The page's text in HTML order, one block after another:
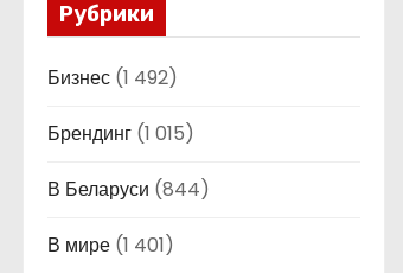
Рубрики
Бизнес (1 492)
Брендинг (1 015)
В Беларуси (844)
В мире (1 401)